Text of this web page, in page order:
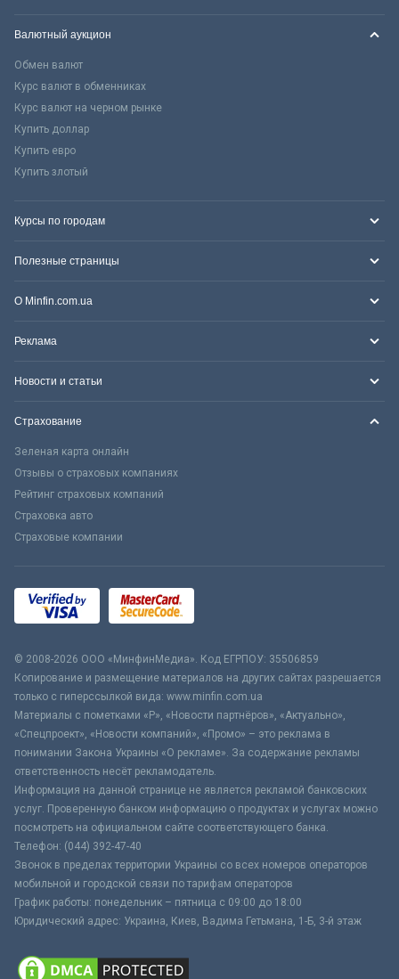
Валютный аукцион
Обмен валют
Курс валют в обменниках
Курс валют на черном рынке
Купить доллар
Купить евро
Купить злотый
Курсы по городам
Полезные страницы
О Minfin.com.ua
Реклама
Новости и статьи
Страхование
Зеленая карта онлайн
Отзывы о страховых компаниях
Рейтинг страховых компаний
Страховка авто
Страховые компании
© 2008-2026 ООО «МинфинМедиа». Код ЕГРПОУ: 35506859
Копирование и размещение материалов на других сайтах разрешается
только с гиперссылкой вида: www.minfin.com.ua
Материалы с пометками «Р», «Новости партнёров», «Актуально»,
«Спецпроект», «Новости компаний», «Промо» – это реклама в
понимании Закона Украины «О рекламе». За содержание рекламы
ответственность несёт рекламодатель.
Информация на данной странице не является рекламой банковских
услуг. Проверенную банком информацию о продуктах и услугах можно
посмотреть на официальном сайте соответствующего банка.
Телефон: (044) 392-47-40
Звонок в пределах территории Украины со всех номеров операторов
мобильной и городской связи по тарифам операторов
График работы: понедельник – пятница с 09:00 до 18:00
Юридический адрес: Украина, Киев, Вадима Гетьмана, 1-Б, 3-й этаж